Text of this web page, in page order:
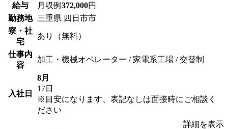
給与 月収例 372,000円
勤務地 三重県 四日市市
寮・社
宅
あり（無料）
仕事内
容
加工・機械オペレーター / 家電系工場 / 交替制
入社日
8月
17日
※目安になります、表記なしは面接時にご相談く
ださい
詳細を表示